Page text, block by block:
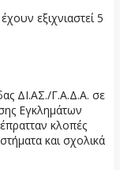
εξιχνιαστεί 5
ΔΙ.ΑΣ./Γ.Α.Δ.Α. σε
Εγκλημάτων
κλοπές
και σχολικά